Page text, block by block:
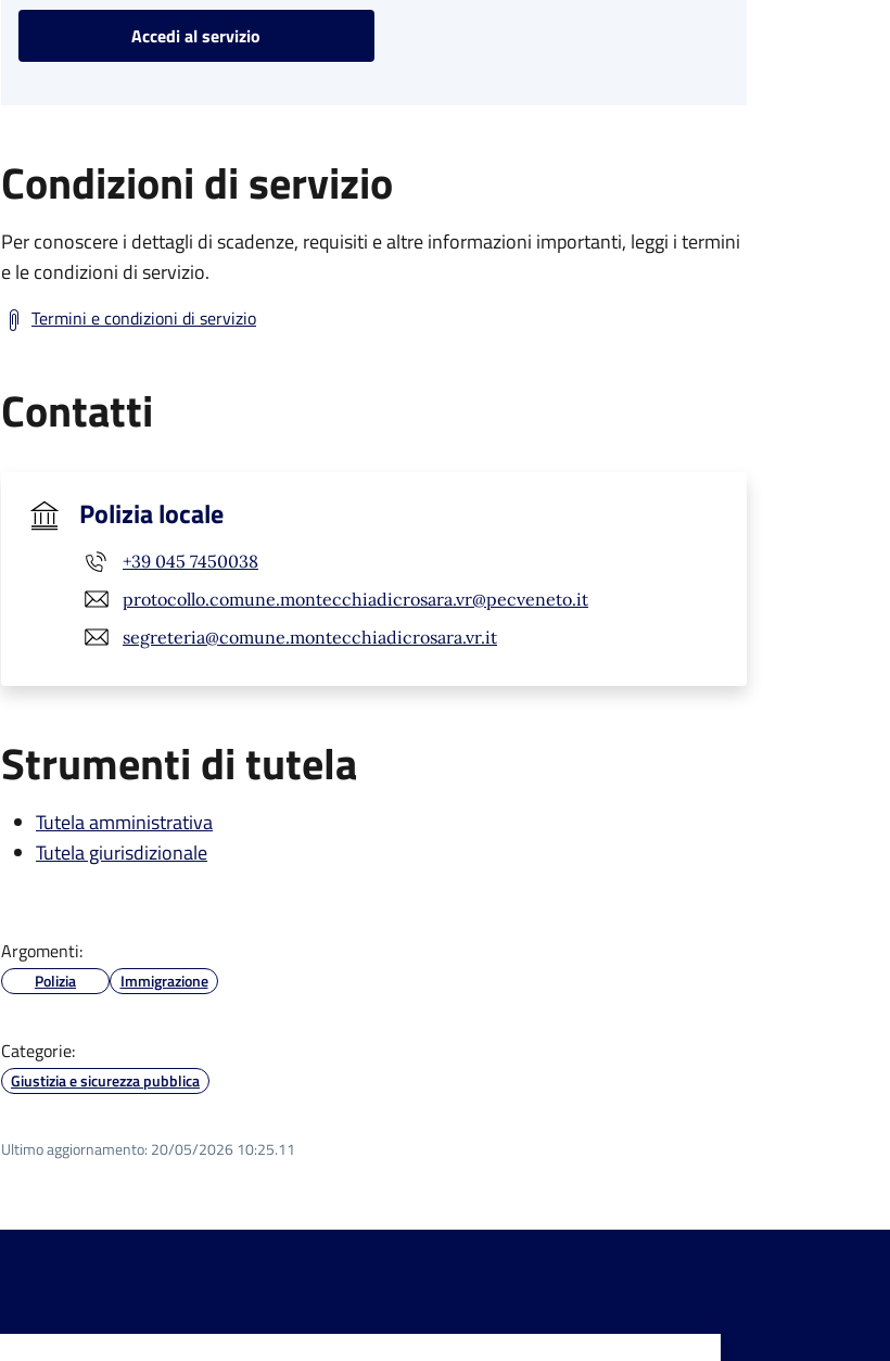
Accedi al servizio
Condizioni di servizio
Per conoscere i dettagli di scadenze, requisiti e altre informazioni importanti, leggi i termini
e le condizioni di servizio.
Termini e condizioni di servizio
Contatti
Polizia locale
+39 045 7450038
protocollo.comune.montecchiadicrosara.vr@pecveneto.it
segreteria@comune.montecchiadicrosara.vr.it
Strumenti di tutela
Tutela amministrativa
Tutela giurisdizionale
Argomenti:
Polizia Immigrazione
Categorie:
Giustizia e sicurezza pubblica
Ultimo aggiornamento: 20/05/2026 10:25.11